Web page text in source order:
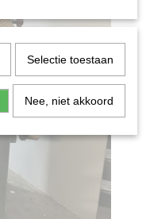
Selectie toestaan
Nee, niet akkoord